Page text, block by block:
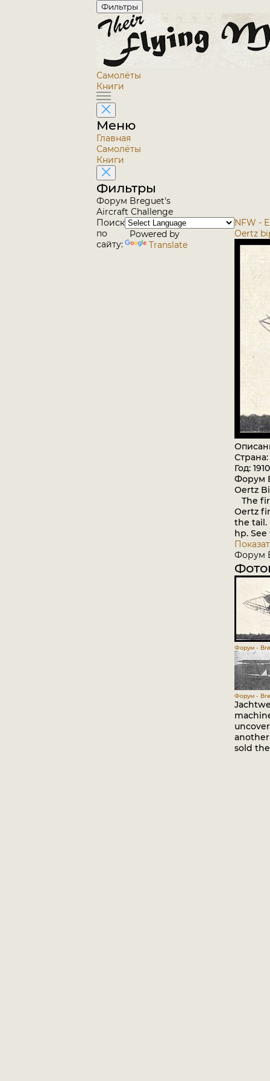
Фильтры
Самолёты
Книги
Меню
Главная
Самолёты
Книги
Фильтры
Форум Breguet's
Aircraft Challenge
Поиск
по
сайту:
Powered by
Translate
NFW -
Oertz
Год: 1910
Форум
Oertz
The
Oertz
the tail.
hp.
Форум
Форум -
Форум -
sold